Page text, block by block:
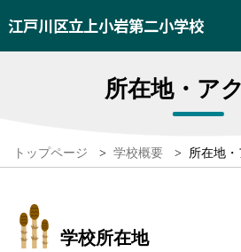
江戸川区立上小岩第二小学校
所在地・ア
トップページ > 学校概要 > 所在地・
学校所在地